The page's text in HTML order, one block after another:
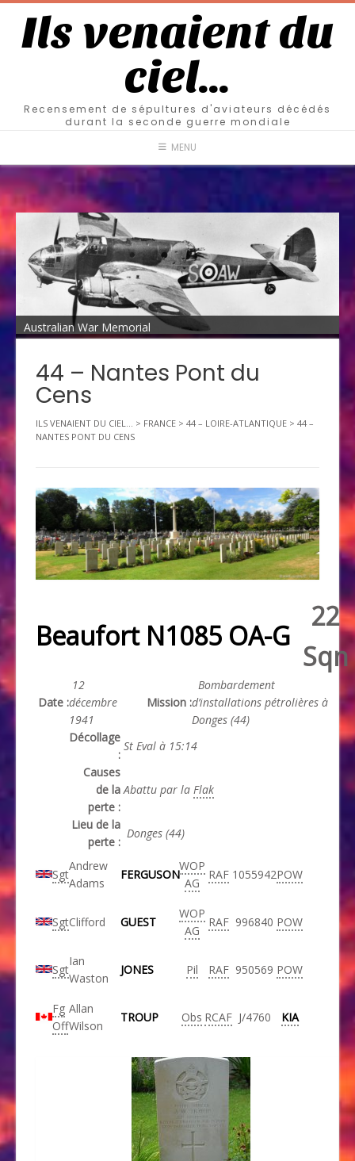
Ils venaient du
ciel…
Recensement de sépultures d'aviateurs décédés
durant la seconde guerre mondiale
MENU
Australian War Memorial
44 – Nantes Pont du
Cens
ILS VENAIENT DU CIEL... > FRANCE > 44 – LOIRE-ATLANTIQUE > 44 –
NANTES PONT DU CENS
Beaufort N1085 OA-G
22
Sqn
Date :
12
décembre
1941
Mission :
Bombardement
d’installations pétrolières à
Donges (44)
Décollage
:
St Eval à 15:14
Causes
de la
perte :
Abattu par la Flak
Lieu de la
perte :
Donges (44)
Sgt
Andrew
Adams
FERGUSON
WOP
AG
RAF 1055942POW
SgtClifford GUEST
WOP
AG
RAF 996840 POW
Sgt
Ian
Waston
JONES Pil RAF 950569 POW
Fg
Off
Allan
Wilson
TROUP Obs RCAF J/4760 KIA